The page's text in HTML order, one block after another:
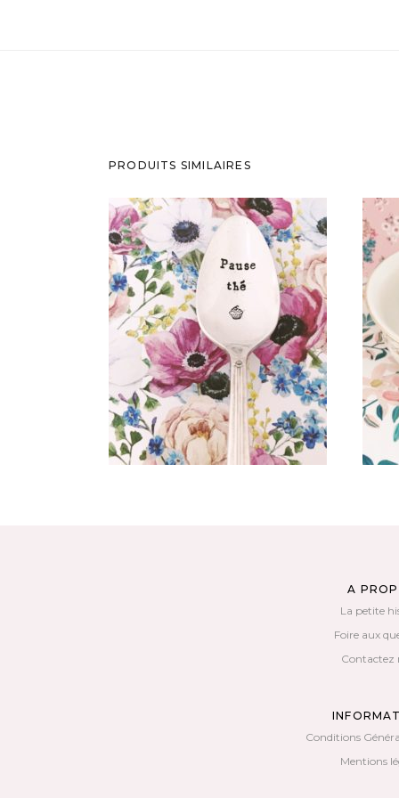
PRODUITS SIMILAIRES
PETITE CUILLÈRE GRAVÉE
VINTAGE : PAUSE THÉ
35,00€
AJOUTER AU PANIER
A
La petite
Foire aux
Contactez
Conditions
Mentions